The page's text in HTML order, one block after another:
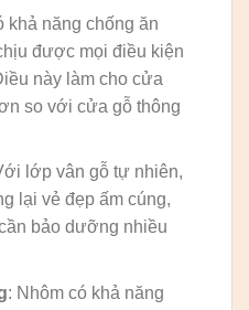
khả năng chống ăn
được mọi điều kiện
này làm cho cửa
so với cửa gỗ thông
lớp vân gỗ tự nhiên,
lại vẻ đẹp ấm cúng,
bảo dưỡng nhiều
: Nhôm có khả năng